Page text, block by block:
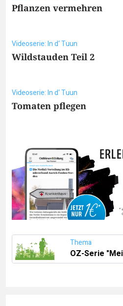
Pflanzen vermehren
Videoserie: In d‘ Tuun
Wildstauden Teil 2
Videoserie: In d‘ Tuun
Tomaten pflegen
Thema
OZ-Serie